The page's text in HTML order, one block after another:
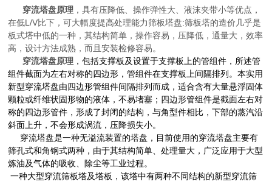
穿流塔盘原理 ，具有压降低、操作弹性大、液沫夹带小等优点，
在低L/V比下，可大幅度提高处理能力筛板塔盘:筛板塔的造价几乎是
板式塔中低的一种，其结构简单，操作容易，压降低，通量大，效率
高，设计方法成熟，而且安装检修容易。
穿流塔盘原理 ，包括支撑板及设置于支撑板上的管组件，所述管
组件截面为左右对称的四边形，管组件在支撑板上间隔排列。本实用
新型穿流塔盘由四边形管组件间隔排列而成，适合含有大量悬浮固体
颗粒或纤维状固形物的液体，不易堵塞；四边形管组件是截面左右对
称的四边形管件，形成了封闭的结构，与角型件相比，下部的蒸汽沿
斜面上升，不会形成涡流，压降损失小。
穿流塔盘是一种无溢流装置的塔盘，目前使用的穿流塔盘主要有
筛孔式和角钢式两种，由于其结构简单、处理量大，广泛应用于大型
炼油及气体的吸收、除尘等工业过程。
一种大型穿流筛板塔及塔板，该塔中有两种不同结构的新型穿流筛